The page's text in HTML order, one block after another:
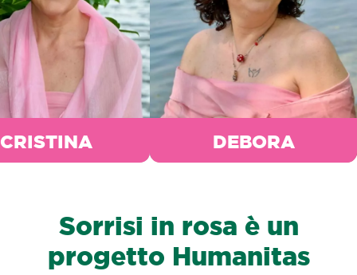
DEBORA
CRISTINA
Sorrisi in rosa è un
progetto Humanitas